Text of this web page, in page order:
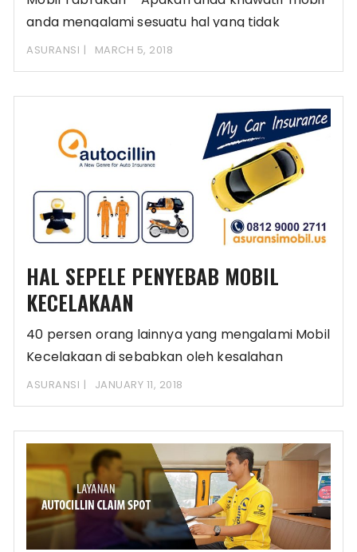
anda mengalami sesuatu hal yang tidak
diinginkan seperti
ASURANSI MARCH 5, 2018
HAL SEPELE PENYEBAB MOBIL
KECELAKAAN
40 persen orang lainnya yang mengalami Mobil
Kecelakaan di sebabkan oleh kesalahan
mereka sendiri, faktor
ASURANSI JANUARY 11, 2018